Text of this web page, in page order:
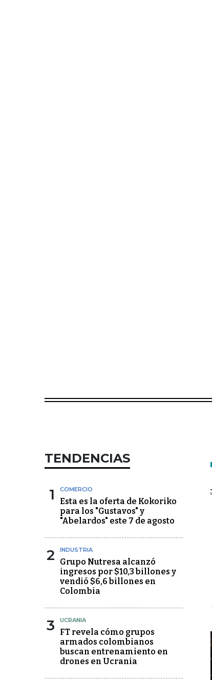
TENDENCIAS
1 COMERCIO
Esta es la oferta de Kokoriko
para los "Gustavos" y
"Abelardos" este 7 de agosto
2 INDUSTRIA
Grupo Nutresa alcanzó
ingresos por $10,3 billones y
vendió $6,6 billones en
Colombia
3 UCRANIA
FT revela cómo grupos
armados colombianos
buscan entrenamiento en
drones en Ucrania